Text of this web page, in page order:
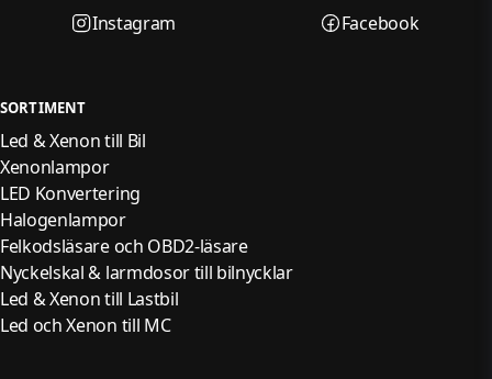
Instagram
Facebook
SORTIMENT
Led & Xenon till Bil
Xenonlampor
LED Konvertering
Halogenlampor
Felkodsläsare och OBD2-läsare
Nyckelskal & larmdosor till bilnycklar
Led & Xenon till Lastbil
Led och Xenon till MC